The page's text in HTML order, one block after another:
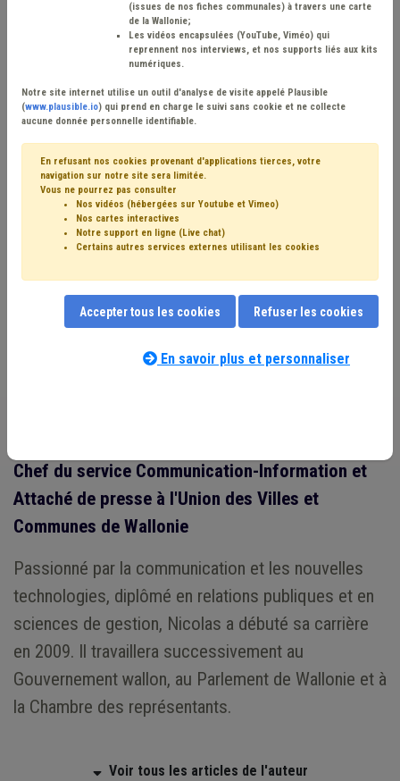
Chef du service Communication-Information et
Attaché de presse à l'Union des Villes et
Communes de Wallonie
Passionné par la communication et les nouvelles
technologies, diplômé en relations publiques et en
sciences de gestion, Nicolas a débuté sa carrière
en 2009. Il travaillera successivement au
Gouvernement wallon, au Parlement de Wallonie et à
la Chambre des représentants.
Voir tous les articles de l'auteur
(issues de nos fiches communales) à travers une carte
de la Wallonie;
Les vidéos encapsulées (YouTube, Viméo) qui
reprennent nos interviews, et nos supports liés aux kits
numériques.
Notre site internet utilise un outil d'analyse de visite appelé Plausible
(www.plausible.io) qui prend en charge le suivi sans cookie et ne collecte
aucune donnée personnelle identifiable.
En refusant nos cookies provenant d'applications tierces, votre
navigation sur notre site sera limitée.
Vous ne pourrez pas consulter
Nos vidéos (hébergées sur Youtube et Vimeo)
Nos cartes interactives
Notre support en ligne (Live chat)
Certains autres services externes utilisant les cookies
Accepter tous les cookies Refuser les cookies
En savoir plus et personnaliser